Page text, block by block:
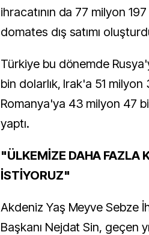
ihracatının da 77 milyon 197
domates dış satımı
Türkiye bu dönemde
bin dolarlık, Irak'a 51 milyon
Romanya'ya 43 milyon 47
yaptı.
"ÜLKEMİZE DAHA FAZLA
İSTİYORUZ"
Akdeniz Yaş Meyve Sebze
Başkanı Nejdat Sin, geçen